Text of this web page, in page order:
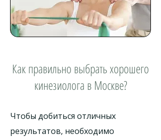
Как правильно выбрать хорошего
кинезиолога в Москве?
Чтобы добиться отличных
результатов, необходимо